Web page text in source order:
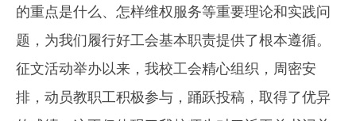
的重点是什么、怎样维权服务等重要理论和实践问
题，为我们履行好工会基本职责提供了根本遵循。
征文活动举办以来，我校工会精心组织，周密安
排，动员教职工积极参与，踊跃投稿，取得了优异